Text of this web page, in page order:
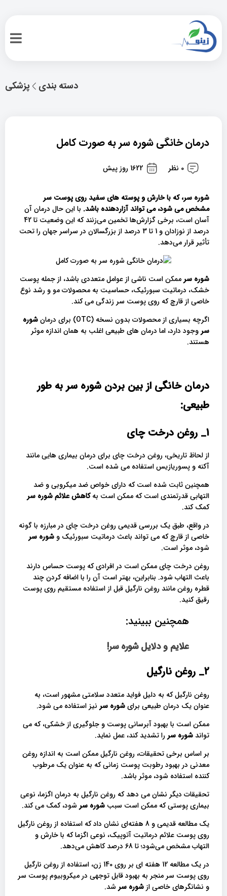
پزشکی دسته بندی
درمان خانگی شوره سر به صورت کامل
0 نظر 1622 روز پیش
شوره سر، که با خارش و پوسته های سفید روی پوست سر
مشخص می شود، می تواند آزاردهنده باشد. با این حال درمان آن
آسان است، برخی گزارش‌ها تخمین می‌زنند که این وضعیت تا 42
درصد از نوزادان و 1 تا 3 درصد از بزرگسالان در سراسر جهان را تحت
تأثیر قرار می‌دهد.
شوره سر ممکن است ناشی از عوامل متعددی باشد، از جمله پوست
خشک، درماتیت سبورئیک، حساسیت به محصولات مو و رشد نوع
خاصی از قارچ که روی پوست سر زندگی می کند.
اگرچه بسیاری از محصولات بدون نسخه (OTC) برای درمان
شوره
سر وجود دارد، اما درمان های طبیعی اغلب به همان اندازه موثر
هستند.
درمان خانگی از بین بردن شوره سر به طور
طبیعی:
1_ روغن درخت چای
از لحاظ تاریخی، روغن درخت چای برای درمان بیماری هایی مانند
آکنه و پسوریازیس استفاده می شده است.
همچنین ثابت شده است که دارای خواص ضد میکروبی و ضد
التهابی قدرتمندی است که ممکن است بهکاهش علائم شوره سر
کمک کند.
در واقع، طبق یک بررسی قدیمی روغن درخت چای در مبارزه با گونه
خاصی از قارچ که می تواند باعث درماتیت سبورئیک وشوره سر
شود، موثر است.
روغن درخت چای ممکن است در افرادی که پوست حساس دارند
باعث التهاب شود. بنابراین، بهتر است آن را با اضافه کردن چند
قطره روغن مانند روغن نارگیل قبل از استفاده مستقیم روی پوست
رقیق کنید.
همچنین ببینید:
علایم و دلایل شوره سر!
2_ روغن نارگیل
روغن نارگیل که به دلیل فواید متعدد سلامتی مشهور است، به
عنوان یک درمان طبیعی برایشوره سر نیز استفاده می شود.
ممکن است با بهبود آبرسانی پوست و جلوگیری از خشکی، که می
تواندشوره سر را تشدید کند، عمل نماید.
بر اساس برخی تحقیقات، روغن نارگیل ممکن است به اندازه روغن
معدنی در بهبود رطوبت پوست زمانی که به عنوان یک مرطوب
کننده استفاده شود، موثر باشد.
تحقیقات دیگر نشان می دهد که روغن نارگیل به درمان اگزما، نوعی
بیماری پوستی که ممکن است سبب شوره سر شود، کمک می کند.
یک مطالعه قدیمی و 8 هفته‌ای نشان داد که استفاده از روغن نارگیل
روی پوست علائم درماتیت آتوپیک، نوعی اگزما که با خارش و
التهاب مشخص می‌شود؛ تا 68 درصد کاهش می‌دهد.
در یک مطالعه 12 هفته ای بر روی 140 زن، استفاده از روغن نارگیل
روی پوست سر منجر به بهبود قابل توجهی در میکروبیوم پوست سر
و نشانگرهای خاصی از شوره سر شد.